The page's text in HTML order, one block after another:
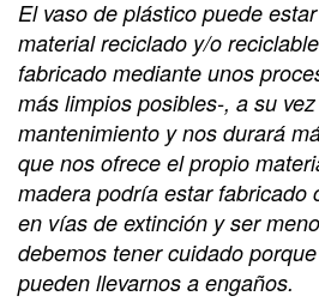
El vaso de plástico puede
material reciclado y/o
fabricado mediante unos
más limpios posibles-, a su
mantenimiento y nos durará
que nos ofrece el propio
madera podría estar fabricado
en vías de extinción y ser
debemos tener cuidado
pueden llevarnos a engaños.